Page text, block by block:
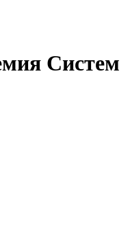
Систем